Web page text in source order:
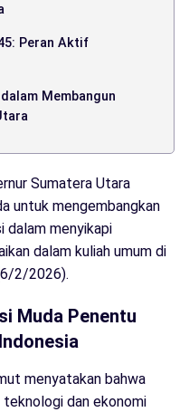
Peran Aktif
Membangun
Sumatera Utara
untuk mengembangkan
dalam menyikapi
dalam kuliah umum di
2/2026).
Muda Penentu
menyatakan bahwa
teknologi dan ekonomi